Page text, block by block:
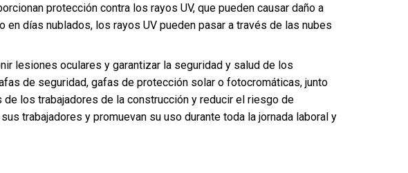
protección contra los rayos UV, que pueden causar daño a
días nublados, los rayos UV pueden pasar a través de las nubes
lesiones oculares y garantizar la seguridad y salud de los
de seguridad, gafas de protección solar o fotocromáticas, junto
los trabajadores de la construcción y reducir el riesgo de
trabajadores y promuevan su uso durante toda la jornada laboral y